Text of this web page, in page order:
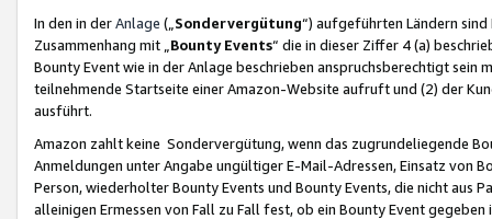
In den in derAnlage („ Sondervergütung“) aufgeführten Ländern
Zusammenhang mit „ Bounty Events“ die in dieser Ziffer 4 (a)
Bounty Event wie in der Anlage beschrieben anspruchsberechtigt sein
teilnehmende Startseite einer Amazon-Website aufruft und (2) der
ausführt.
Amazon zahlt keine Sondervergütung, wenn das zugrundeliegende
Anmeldungen unter Angabe ungültiger E-Mail-Adressen, Einsatz von
Person, wiederholter Bounty Events und Bounty Events, die nicht
alleinigen Ermessen von Fall zu Fall fest, ob ein Bounty Event